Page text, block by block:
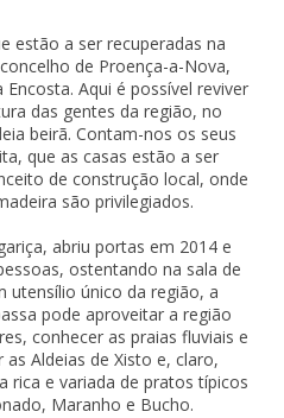
estão a ser recuperadas na
de Proença-a-Nova,
Aqui é possível reviver
das gentes da região, no
beirã. Contam-nos os seus
que as casas estão a ser
de construção local, onde
são privilegiados.
abriu portas em 2014 e
ostentando na sala de
utensílio único da região, a
pode aproveitar a região
conhecer as praias fluviais e
Aldeias de Xisto e, claro,
rica e variada de pratos típicos
Maranho e Bucho.